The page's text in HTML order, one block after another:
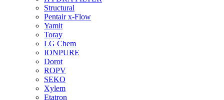
Structural
Pentair x-Flow
Yamit
Toray
LG Chem
IONPURE
Dorot
ROPV
SEKO
Xylem
Etatron